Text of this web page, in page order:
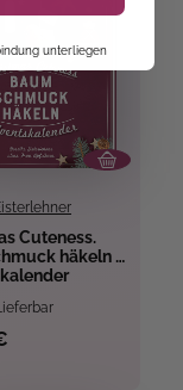
Cuteness.
häkeln -
unterliegen